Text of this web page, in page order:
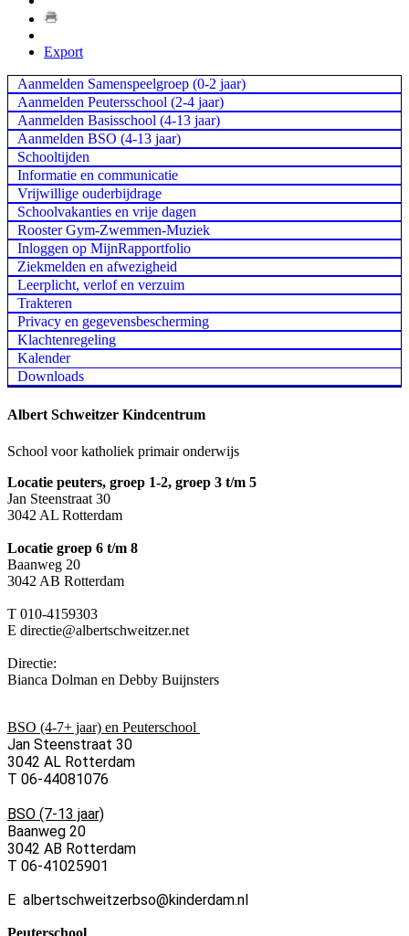
Export
Aanmelden Samenspeelgroep (0-2 jaar)
Aanmelden Peutersschool (2-4 jaar)
Aanmelden Basisschool (4-13 jaar)
Aanmelden BSO (4-13 jaar)
Schooltijden
Informatie en communicatie
Vrijwillige ouderbijdrage
Schoolvakanties en vrije dagen
Rooster Gym-Zwemmen-Muziek
Inloggen op MijnRapportfolio
Ziekmelden en afwezigheid
Leerplicht, verlof en verzuim
Trakteren
Privacy en gegevensbescherming
Klachtenregeling
Kalender
Downloads
Albert Schweitzer Kindcentrum
School voor katholiek primair onderwijs
Locatie peuters, groep 1-2, groep 3 t/m 5
Jan Steenstraat 30
3042 AL Rotterdam
Locatie groep 6 t/m 8
Baanweg 20
3042 AB Rotterdam
T 010-4159303
E directie@albertschweitzer.net
Directie:
Bianca Dolman en Debby Buijnsters
BSO (4-7+ jaar) en Peuterschool
Jan Steenstraat 30
3042 AL Rotterdam
T 06-44081076
BSO (7-13 jaar)
Baanweg 20
3042 AB Rotterdam
T 06-41025901
E albertschweitzerbso@kinderdam.nl
Peuterschool